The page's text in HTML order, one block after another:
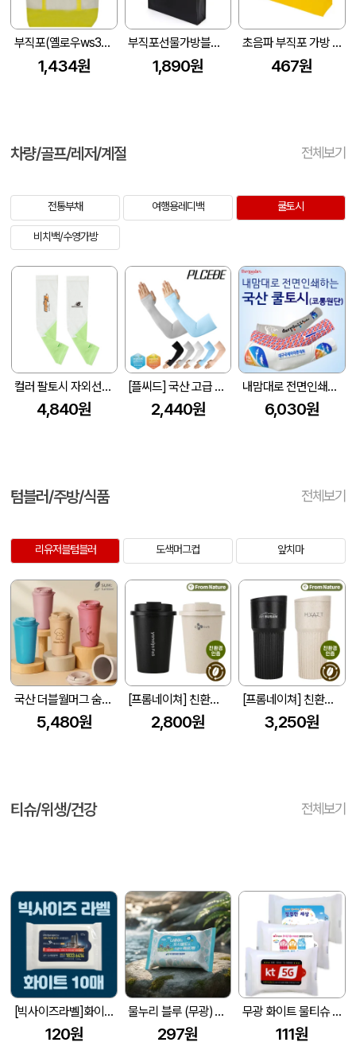
부직포(옐로우ws353) (420*110*350mm)
1,434원
부직포선물가방블랙 (405*350*100mm)
1,890원
초음파 부직포 가방 M400 (400x100x300mm)
467원
차량/골프/레저/계절 전체보기
전통부채 여행용레디백 쿨토시
비치백/수영가방
컬러 팔토시 자외선차단 쿨토시 Z491
4,840원
[플씨드] 국산 고급 손등커버형 쿨토시
2,440원
내맘대로 전면인쇄하는 국산 쿨토시(코롱원단)
6,030원
텀블러/주방/식품 전체보기
리유저블텀블러 도색머그컵 앞치마
국산 더블월머그 숨텀블러 친환경인증서 녹색인증서 보유 450ml
5,480원
[프롬네이쳐] 친환경 커피가루 텀블러 400ml
2,800원
[프롬네이쳐] 친환경 커피가루 모나코 텀블러 709ml
3,250원
티슈/위생/건강 전체보기
[빅사이즈라벨]화이트 물티슈 10매 (145*90mm)
120원
물누리 블루 (무광) 물티슈 25매/30매/35매
297원
무광 화이트 물티슈 (10매/15매/20매) (150*90mm)
111원